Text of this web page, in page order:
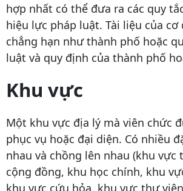
hợp nhất có thể đưa ra các quy
hiệu lực pháp luật. Tài liệu của cơ
chẳng hạn như thành phố hoặc
luật và quy định của thành phố
Khu vực
Một khu vực địa lý mà viên chức
phục vụ hoặc đại diện. Có nhiều
nhau và chồng lên nhau (khu vực
cộng đồng, khu học chính, khu
khu vực cứu hỏa, khu vực thư